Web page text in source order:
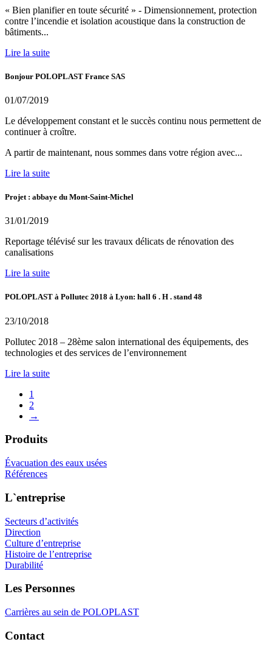
« Bien planifier en toute sécurité » - Dimensionnement, protection
contre l’incendie et isolation acoustique dans la construction de
bâtiments...
Lire la suite
Bonjour POLOPLAST France SAS
01/07/2019
Le développement constant et le succès continu nous permettent de
continuer à croître.
A partir de maintenant, nous sommes dans votre région avec...
Lire la suite
Projet : abbaye du Mont-Saint-Michel
31/01/2019
Reportage télévisé sur les travaux délicats de rénovation des
canalisations
Lire la suite
POLOPLAST à Pollutec 2018 à Lyon: hall 6 . H . stand 48
23/10/2018
Pollutec 2018 – 28ème salon international des équipements, des
technologies et des services de l’environnement
Lire la suite
1
2
→
Produits
Évacuation des eaux usées
Références
L`entreprise
Secteurs d’activités
Direction
Culture d’entreprise
Histoire de l’entreprise
Durabilité
Les Personnes
Carrières au sein de POLOPLAST
Contact